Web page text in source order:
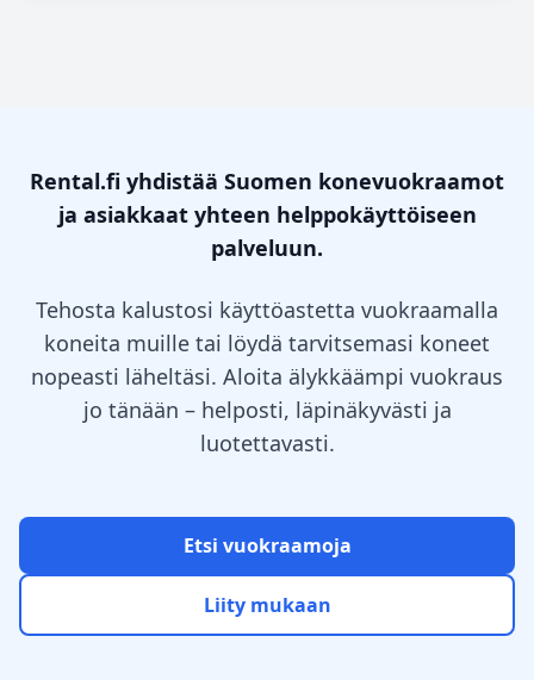
Rental.fi yhdistää Suomen konevuokraamot
ja asiakkaat yhteen helppokäyttöiseen
palveluun.
Tehosta kalustosi käyttöastetta vuokraamalla
koneita muille tai löydä tarvitsemasi koneet
nopeasti läheltäsi. Aloita älykkäämpi vuokraus
jo tänään – helposti, läpinäkyvästi ja
luotettavasti.
Etsi vuokraamoja
Liity mukaan